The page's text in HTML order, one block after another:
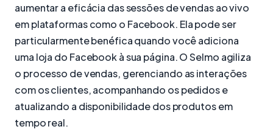
aumentar a eficácia das sessões de vendas ao vivo
em plataformas como o Facebook. Ela pode ser
particularmente benéfica quando você adiciona
uma loja do Facebook à sua página. O Selmo agiliza
o processo de vendas, gerenciando as interações
com os clientes, acompanhando os pedidos e
atualizando a disponibilidade dos produtos em
tempo real.